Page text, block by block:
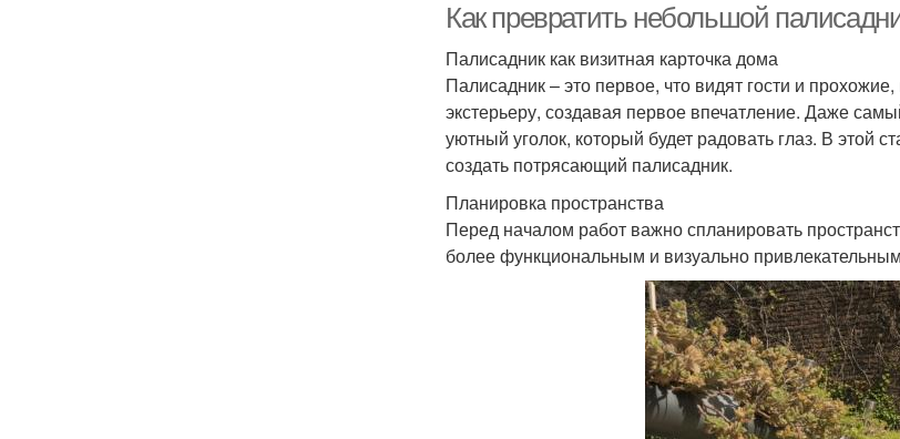
Как превратить небольшой
Палисадник как визитная карточка дома
Палисадник – это первое, что видят гости и
экстерьеру, создавая первое впечатление. Даже
уютный уголок, который будет радовать глаз. В этой
создать потрясающий палисадник.
Планировка пространства
Перед началом работ важно спланировать
более функциональным и визуально